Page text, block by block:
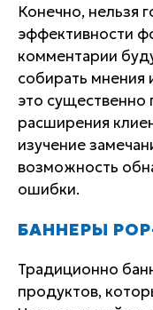
Конечно, нельзя
эффективности
комментарии
собирать мнения
это существенно
расширения
изучение
возможность
ошибки.
БАННЕРЫ
Традиционно
продуктов,